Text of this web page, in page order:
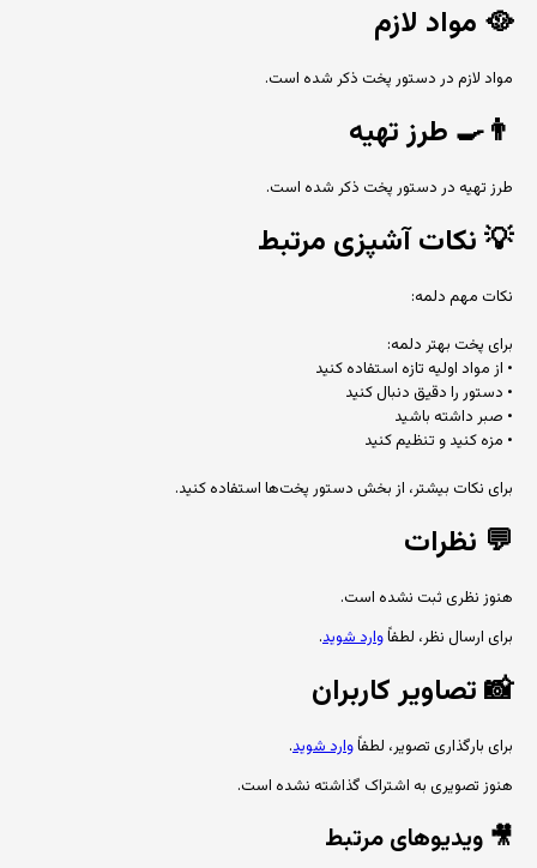
🥘 مواد لازم
مواد لازم در دستور پخت ذکر شده است.
👨‍🍳 طرز تهیه
طرز تهیه در دستور پخت ذکر شده است.
💡نکات آشپزی مرتبط
نکات مهم دلمه:
برای پخت بهتر دلمه:
• از مواد اولیه تازه استفاده کنید
• دستور را دقیق دنبال کنید
• صبر داشته باشید
• مزه کنید و تنظیم کنید
برای نکات بیشتر، از بخش دستور پخت‌ها استفاده کنید.
💬 نظرات
هنوز نظری ثبت نشده است.
برای ارسال نظر، لطفاًوارد شوید.
📸تصاویر کاربران
برای بارگذاری تصویر، لطفاًوارد شوید.
هنوز تصویری به اشتراک گذاشته نشده است.
🎥 ویدیوهای مرتبط